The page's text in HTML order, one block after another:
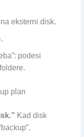
eksterni disk.
.
podesi
plan
Kad disk